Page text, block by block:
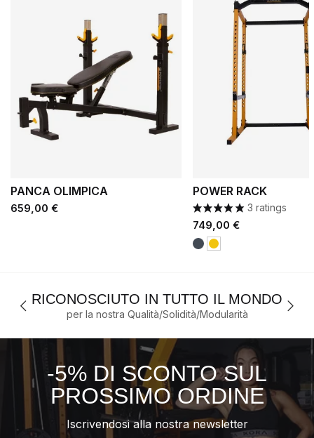
PANCA OLIMPICA
Prezzo
659,00 €
POWER RACK
3 ratings
Prezzo
749,00 €
NeroGiallo
RICONOSCIUTO IN TUTTO IL MONDO
per la nostra Qualità/Solidità/Modularità
-5% DI SCONTO SUL
PROSSIMO ORDINE
Iscrivendosi alla nostra newsletter